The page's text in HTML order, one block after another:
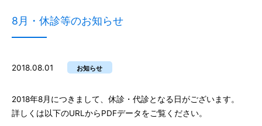
8月・休診等のお知らせ
2018.08.01 お知らせ
2018年8月につきまして、休診・代診となる日がございます。
詳しくは以下のURLからPDFデータをご覧ください。